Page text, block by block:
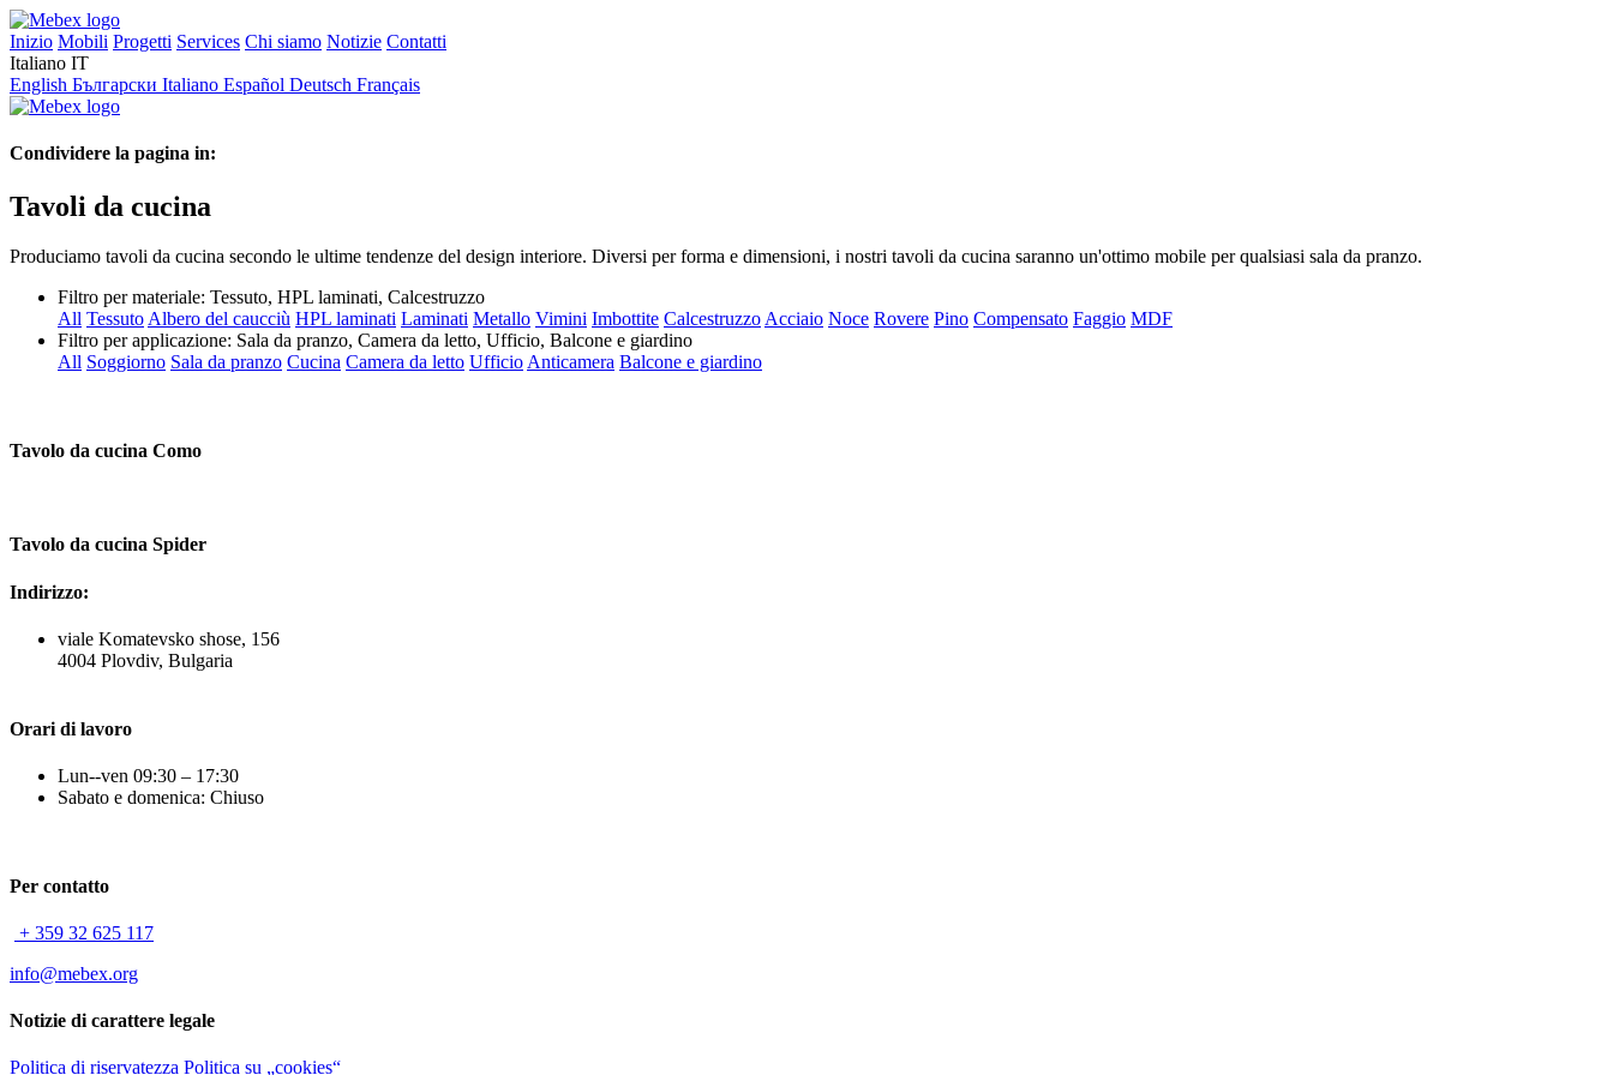
Inizio Mobili Progetti Services Chi siamo Notizie Contatti
Italiano IT
English Български Italiano Español Deutsch Français
Condividere la pagina in:
Tavoli da cucina
Produciamo tavoli da cucina secondo le ultime tendenze del design interiore. Diversi per forma e dimensioni, i nostri tavoli da cucina saranno un'ottimo mobile per qualsiasi sala da pranzo.
Filtro per materiale: Tessuto, HPL laminati, Calcestruzzo
All TessutoAlbero del caucciù HPL laminati Laminati Metallo Vimini Imbottite CalcestruzzoAcciaio Noce Rovere Pino Compensato Faggio MDF
Filtro per applicazione: Sala da pranzo, Camera da letto, Ufficio, Balcone e giardino
All Soggiorno Sala da pranzo Cucina Camera da letto UfficioAnticamera Balcone e giardino
Tavolo da cucina Como
Tavolo da cucina Spider
Indirizzo:
viale Komatevsko shose, 156
4004 Plovdiv, Bulgaria
Orari di lavoro
Lun--ven 09:30 – 17:30
Sabato e domenica: Chiuso
Per contatto
+ 359 32 625 117
info@mebex.org
Notizie di carattere legale
Politica di riservatezza Politica su „cookies“